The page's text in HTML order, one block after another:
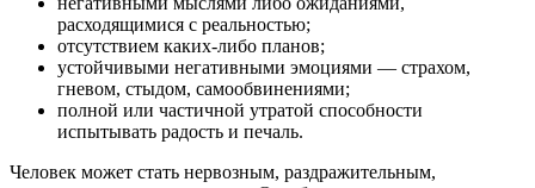
расходящимися с реальностью;
отсутствием каких-либо планов;
устойчивыми негативными эмоциями — страхом,
гневом, стыдом, самообвинениями;
полной или частичной утратой способности
испытывать радость и печаль.
Человек может стать нервозным, раздражительным,